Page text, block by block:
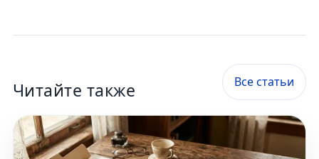
Читайте также Все статьи